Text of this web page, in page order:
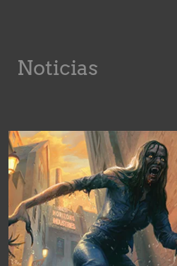
Noticias